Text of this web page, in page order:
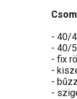
- 40/
- 40/
- fix
-
-
-